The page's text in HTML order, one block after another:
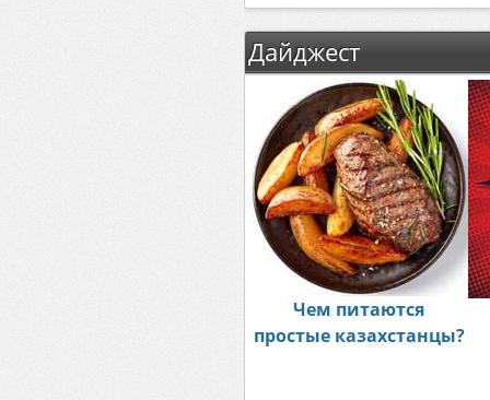
Дайджест
Чем питаются
простые казахстанцы?